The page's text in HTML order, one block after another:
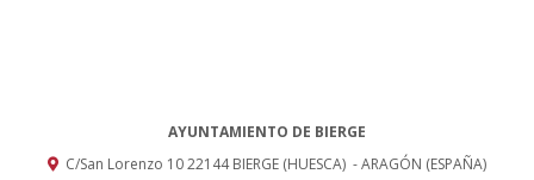
AYUNTAMIENTO DE BIERGE
C/San Lorenzo 1022144 BIERGE (HUESCA) - ARAGÓN (ESPAÑA)